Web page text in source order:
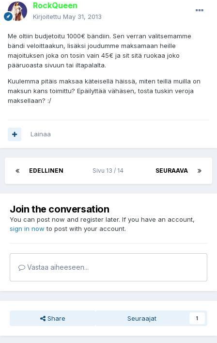
RockQueen
Kirjoitettu May 31, 2013
Me oltiin budjetoitu 1000€ bändiin. Sen verran valitsemamme
bändi veloittaakun, lisäksi joudumme maksamaan heille
majoituksen joka on tosin vain 45€ ja sit sitä ruokaa joko
pääruoasta sivuun tai iltapalalta.
Kuulemma pitäis maksaa käteisellä häissä, miten teillä muilla on
maksun kans toimittu? Epäilyttää vähäsen, tosta tuskin veroja
maksellaan? :/
Lainaa
EDELLINEN SEURAAVA
Sivu 13 / 14
Join the conversation
You can post now and register later. If you have an account,
sign in now to post with your account.
Vastaa aiheeseen...
Share Seuraajat 1